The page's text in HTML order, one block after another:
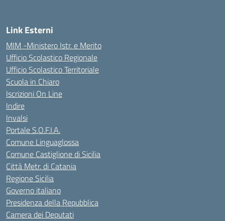
Link Esterni
MIM -Ministero Istr. e Merito
Ufficio Scolastico Regionale
Ufficio Scolastico Territoriale
Scuola in Chiaro
Iscrizioni On Line
Indire
Invalsi
Portale S.O.F.I.A.
Comune Linguaglossa
Comune Castiglione di Sicilia
Città Metr. di Catania
Regione Sicilia
Governo italiano
Presidenza della Repubblica
Camera dei Deputati